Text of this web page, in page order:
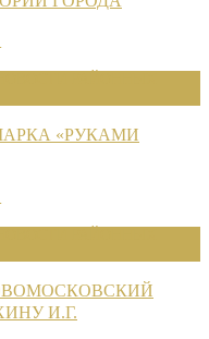
«РУКАМИ
И.Г.